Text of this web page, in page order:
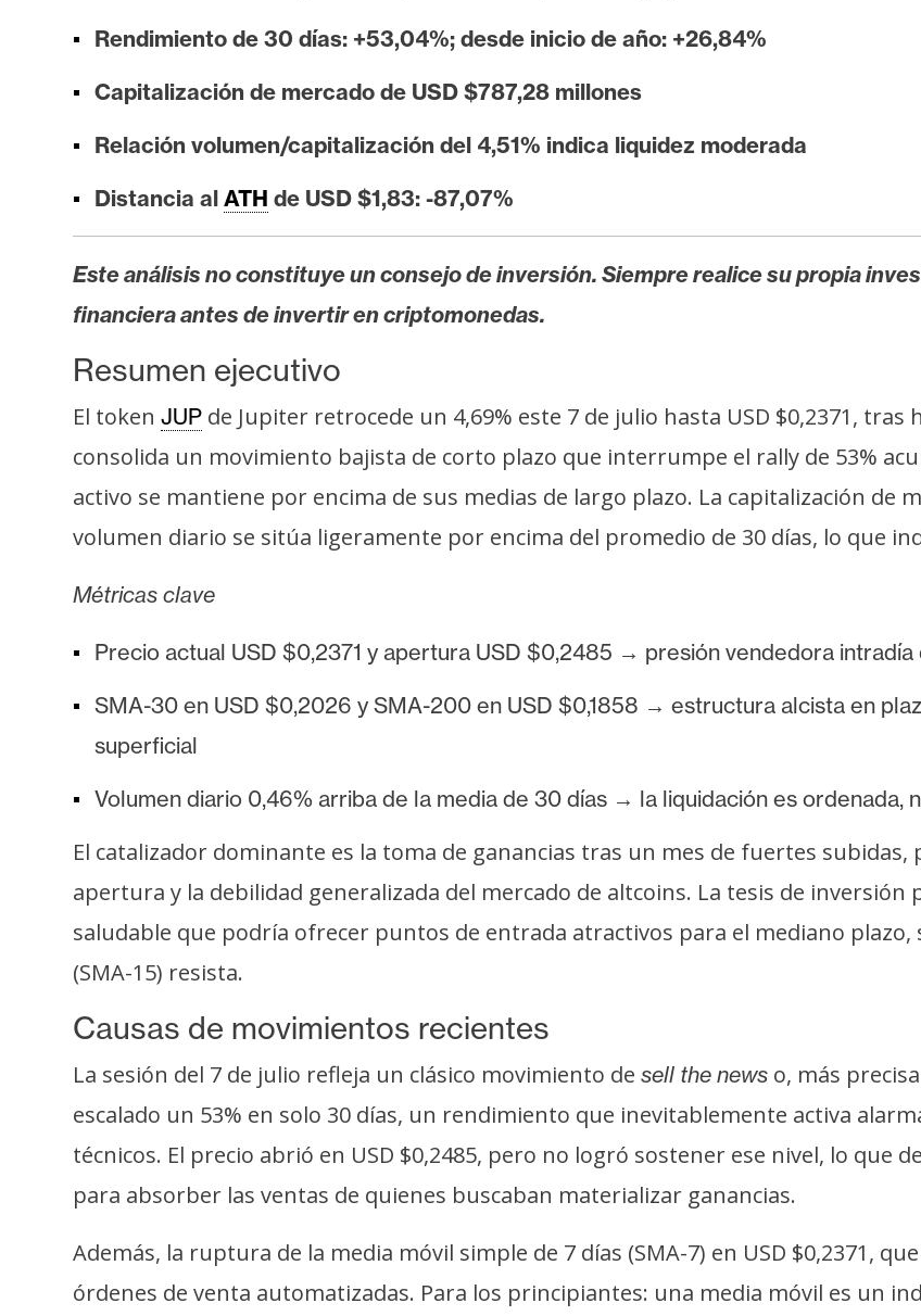
t
s
e
P
r
e
n
a
T
m
a
R
c
s
s
C
o
n
t
c
t
y
P
b
l
Rendimiento de 30 días: +53,04%; desde inicio de año: +26,84%
Capitalización de mercado de USD $787,28 millones
Relación volumen/capitalización del 4,51% indica liquidez moderada
Distancia al ATH de USD $1,83: -87,07%
Este análisis no constituye un consejo de inversión. Siempre realice su propia
financiera antes de invertir en criptomonedas.
Resumen ejecutivo
El token JUP de Jupiter retrocede un 4,69% este 7 de julio hasta USD $0,2371, tras
consolida un movimiento bajista de corto plazo que interrumpe el rally de 53%
activo se mantiene por encima de sus medias de largo plazo. La capitalización de
volumen diario se sitúa ligeramente por encima del promedio de 30 días, lo que
Métricas clave
Precio actual USD $0,2371 y apertura USD $0,2485 → presión vendedora
SMA-30 en USD $0,2026 y SMA-200 en USD $0,1858 → estructura alcista en
superficial
Volumen diario 0,46% arriba de la media de 30 días → la liquidación es ordenada,
El catalizador dominante es la toma de ganancias tras un mes de fuertes
apertura y la debilidad generalizada del mercado de altcoins. La tesis de
saludable que podría ofrecer puntos de entrada atractivos para el mediano plazo,
(SMA-15) resista.
Causas de movimientos recientes
La sesión del 7 de julio refleja un clásico movimiento de sell the news o, más
escalado un 53% en solo 30 días, un rendimiento que inevitablemente activa
técnicos. El precio abrió en USD $0,2485, pero no logró sostener ese nivel, lo que
para absorber las ventas de quienes buscaban materializar ganancias.
Además, la ruptura de la media móvil simple de 7 días (SMA-7) en USD $0,2371,
órdenes de venta automatizadas. Para los principiantes: una media móvil es un